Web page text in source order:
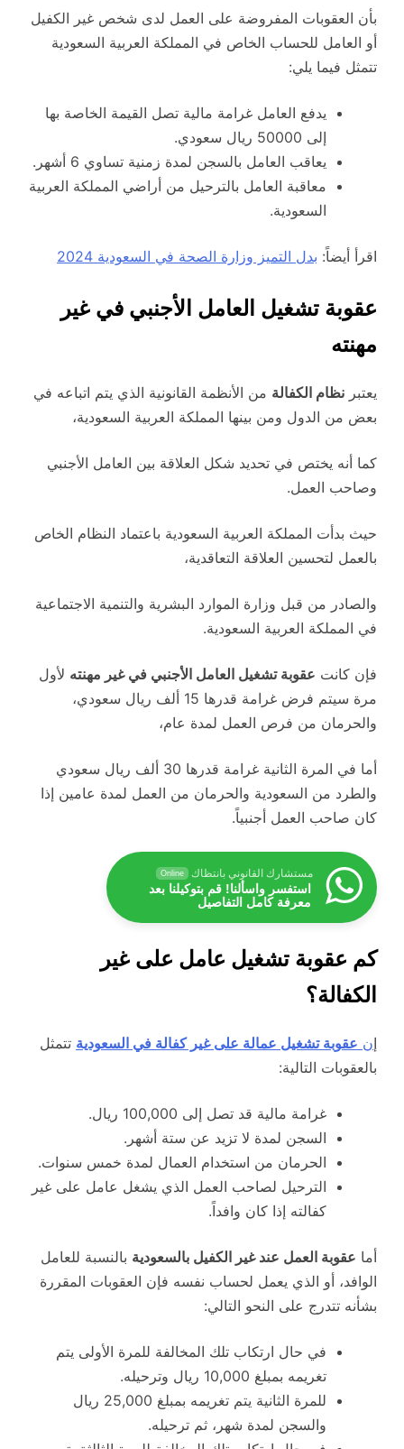
بأن العقوبات المفروضة على العمل لدى شخص غير الكفيل
أو العامل للحساب الخاص في المملكة العربية السعودية
تتمثل فيما يلي:
يدفع العامل غرامة مالية تصل القيمة الخاصة بها
إلى 50000 ريال سعودي.
يعاقب العامل بالسجن لمدة زمنية تساوي 6 أشهر.
معاقبة العامل بالترحيل من أراضي المملكة العربية
السعودية.
اقرأ أيضاً: بدل التميز وزارة الصحة في السعودية 2024
عقوبة تشغيل العامل الأجنبي في غير
مهنته
يعتبر نظام الكفالة من الأنظمة القانونية الذي يتم اتباعه في
بعض من الدول ومن بينها المملكة العربية السعودية،
كما أنه يختص في تحديد شكل العلاقة بين العامل الأجنبي
وصاحب العمل.
حيث بدأت المملكة العربية السعودية باعتماد النظام الخاص
بالعمل لتحسين العلاقة التعاقدية،
والصادر من قبل وزارة الموارد البشرية والتنمية الاجتماعية
في المملكة العربية السعودية.
فإن كانت عقوبة تشغيل العامل الأجنبي في غير مهنته لأول
مرة سيتم فرض غرامة قدرها 15 ألف ريال سعودي،
والحرمان من فرص العمل لمدة عام،
أما في المرة الثانية غرامة قدرها 30 ألف ريال سعودي
والطرد من السعودية والحرمان من العمل لمدة عامين إذا
كان صاحب العمل أجنبياً.
مستشارك القانوني بانتظاك Online
استفسر واسألنا! قم بتوكيلنا بعد
معرفة كامل التفاصيل
كم عقوبة تشغيل عامل على غير
الكفالة؟
إن عقوبة تشغيل عمالة على غير كفالة في السعودية تتمثل
بالعقوبات التالية:
غرامة مالية قد تصل إلى 100,000 ريال.
السجن لمدة لا تزيد عن ستة أشهر.
الحرمان من استخدام العمال لمدة خمس سنوات.
الترحيل لصاحب العمل الذي يشغل عامل على غير
كفالته إذا كان وافداً.
أما عقوبة العمل عند غير الكفيل بالسعودية بالنسبة للعامل
الوافد، أو الذي يعمل لحساب نفسه فإن العقوبات المقررة
بشأنه تتدرج على النحو التالي:
في حال ارتكاب تلك المخالفة للمرة الأولى يتم
تغريمه بمبلغ 10,000 ريال وترحيله.
للمرة الثانية يتم تغريمه بمبلغ 25,000 ريال
والسجن لمدة شهر، ثم ترحيله.